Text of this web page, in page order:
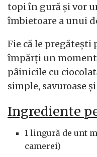
topi în gură și vor
îmbietoare a unui
Fie că le
împărți un moment
pâinicile cu
simple, savuroase
Ingrediente
1 lingură de unt
camerei)